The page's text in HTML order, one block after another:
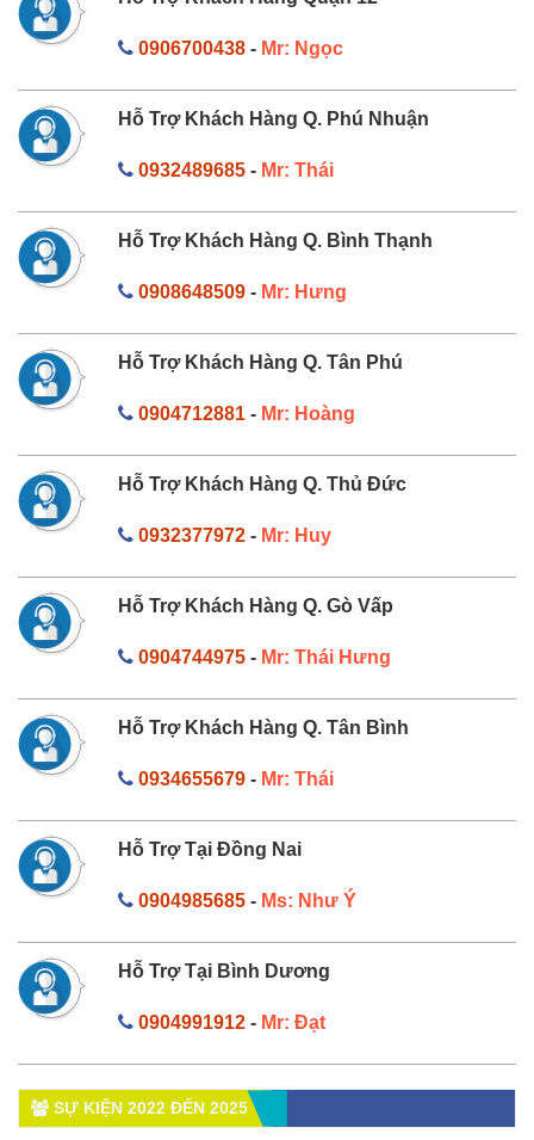
0906700438- Mr: Ngọc
Hỗ Trợ Khách Hàng Q. Phú Nhuận
0932489685- Mr: Thái
Hỗ Trợ Khách Hàng Q. Bình Thạnh
0908648509- Mr: Hưng
Hỗ Trợ Khách Hàng Q. Tân Phú
0904712881- Mr: Hoàng
Hỗ Trợ Khách Hàng Q. Thủ Đức
0932377972- Mr: Huy
Hỗ Trợ Khách Hàng Q. Gò Vấp
0904744975- Mr: Thái Hưng
Hỗ Trợ Khách Hàng Q. Tân Bình
0934655679- Mr: Thái
Hỗ Trợ Tại Đồng Nai
0904985685- Ms: Như Ý
Hỗ Trợ Tại Bình Dương
0904991912- Mr: Đạt
SỰ KIỆN 2022 ĐẾN 2025